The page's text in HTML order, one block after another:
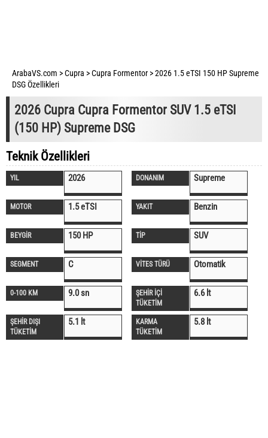
ArabaVS.com >Cupra >Cupra Formentor >2026 1.5 eTSI 150 HP Supreme
DSG Özellikleri
2026 Cupra Cupra Formentor SUV 1.5 eTSI
(150 HP) Supreme DSG
Teknik Özellikleri
YIL 2026 DONANIM Supreme
MOTOR 1.5 eTSI YAKIT Benzin
BEYGİR 150 HP TİP SUV
SEGMENT C VİTES TÜRÜ Otomatik
0-100 KM 9.0 sn
ŞEHİR İÇİ
TÜKETİM
6.6 lt
ŞEHİR DIŞI
TÜKETİM
5.1 lt
KARMA
TÜKETİM
5.8 lt